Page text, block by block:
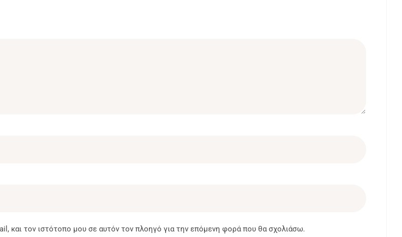
και τον ιστότοπο μου σε αυτόν τον πλοηγό για την επόμενη φορά που θα σχολιάσω.